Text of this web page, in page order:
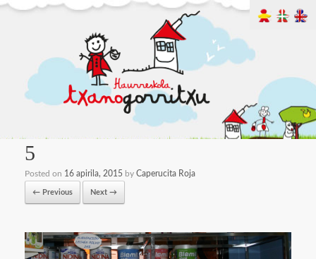
5
Posted on 16 apirila, 2015 by Caperucita Roja
← Previous Next →